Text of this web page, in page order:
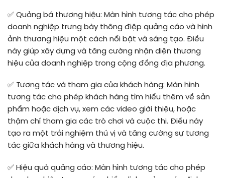
✅ Quảng bá thương hiệu: Màn hình tương tác cho phép
doanh nghiệp trưng bày thông điệp quảng cáo và hình
ảnh thương hiệu một cách nổi bật và sáng tạo. Điều
này giúp xây dựng và tăng cường nhận diện thương
hiệu của doanh nghiệp trong cộng đồng địa phương.
✅ Tương tác và tham gia của khách hàng: Màn hình
tương tác cho phép khách hàng tìm hiểu thêm về sản
phẩm hoặc dịch vụ, xem các video giới thiệu, hoặc
thậm chí tham gia các trò chơi và cuộc thi. Điều này
tạo ra một trải nghiệm thú vị và tăng cường sự tương
tác giữa khách hàng và thương hiệu.
✅ Hiệu quả quảng cáo: Màn hình tương tác cho phép